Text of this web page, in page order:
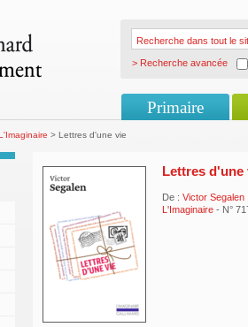
> Recherche avancée
Primaire
> Lettres d'une vie
Lettres d'une
De : Victor Segalen
L'Imaginaire - N°